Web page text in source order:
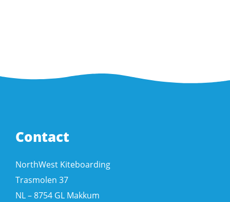
Contact
NorthWest Kiteboarding
Trasmolen 37
NL – 8754 GL Makkum